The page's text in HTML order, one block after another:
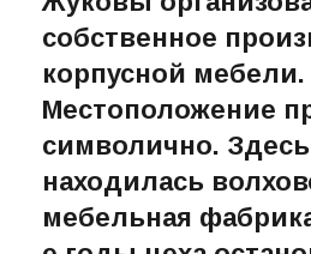
Братья Александр
Жуковы
собственное
корпусной мебели.
Местоположение
символично. Здесь
находилась